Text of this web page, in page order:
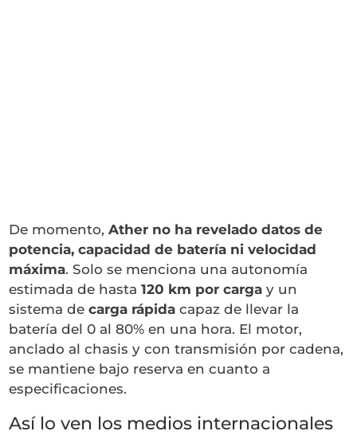
De momento,Ather no ha revelado datos de
potencia, capacidad de batería ni velocidad
máxima. Solo se menciona una autonomía
estimada de hasta120 km por carga y un
sistema decarga rápida capaz de llevar la
batería del 0 al 80% en una hora. El motor,
anclado al chasis y con transmisión por cadena,
se mantiene bajo reserva en cuanto a
especificaciones.
Así lo ven los medios internacionales